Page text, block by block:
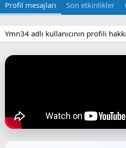
Profil mesajları Son etkinlikler
Ymn34 adlı kullanıcının profili